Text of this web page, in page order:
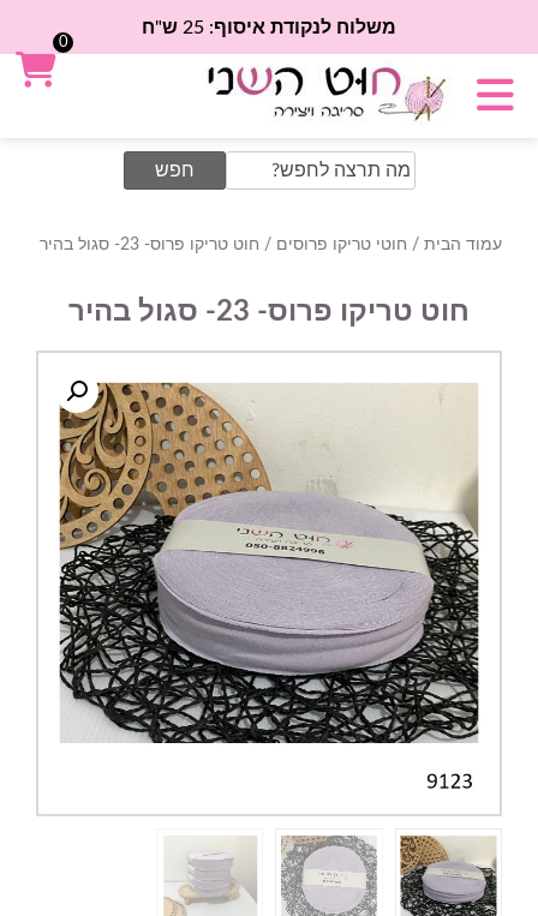
משלוח לנקודת איסוף: 25 ש"ח
Search
for:
עמוד הבית / חוטי טריקו פרוסים / חוט טריקו פרוס- 23- סגול בהיר
חוט טריקו פרוס- 23- סגול בהיר
0